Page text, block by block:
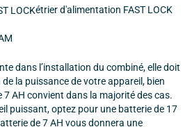
étrier d'alimentation FAST LOCK
dans l’installation du combiné, elle doit
la puissance de votre appareil, bien
AH convient dans la majorité des cas.
puissant, optez pour une batterie de 17
de 7 AH vous donnera une